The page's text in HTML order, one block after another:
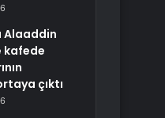
Alaaddin
kafede
çıktı